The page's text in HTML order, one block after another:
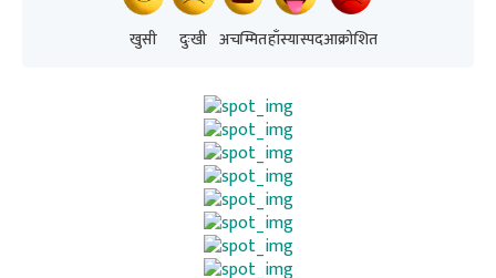
खुसी दुःखी अचम्मितहाँस्यास्पदआक्रोशित